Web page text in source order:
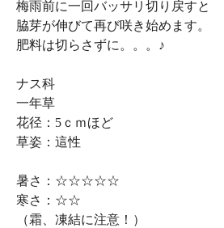
梅雨前に一回バッサリ切り戻すと
脇芽が伸びて再び咲き始めます。
肥料は切らさずに。。。♪
ナス科
一年草
花径：5ｃｍほど
草姿：這性
暑さ：☆☆☆☆☆
寒さ：☆☆
（霜、凍結に注意！）